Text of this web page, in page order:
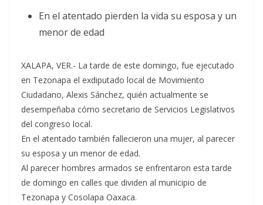
En el atentado pierden la vida su esposa y un
menor de edad
XALAPA, VER.- La tarde de este domingo, fue ejecutado
en Tezonapa el exdiputado local de Movimiento
Ciudadano, Alexis Sánchez, quién actualmente se
desempeñaba cómo secretario de Servicios Legislativos
del congreso local.
En el atentado también fallecieron una mujer, al parecer
su esposa y un menor de edad.
Al parecer hombres armados se enfrentaron esta tarde
de domingo en calles que dividen al municipio de
Tezonapa y Cosolapa Oaxaca.